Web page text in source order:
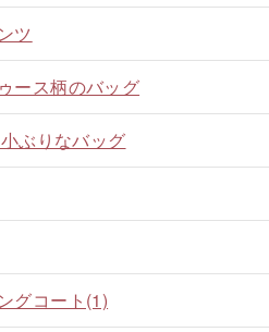
ツ
ース柄のバッグ
ぶりなバッグ
グコート(1)